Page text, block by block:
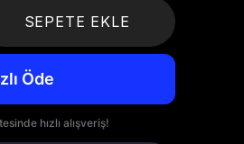
SEPETE EKLE